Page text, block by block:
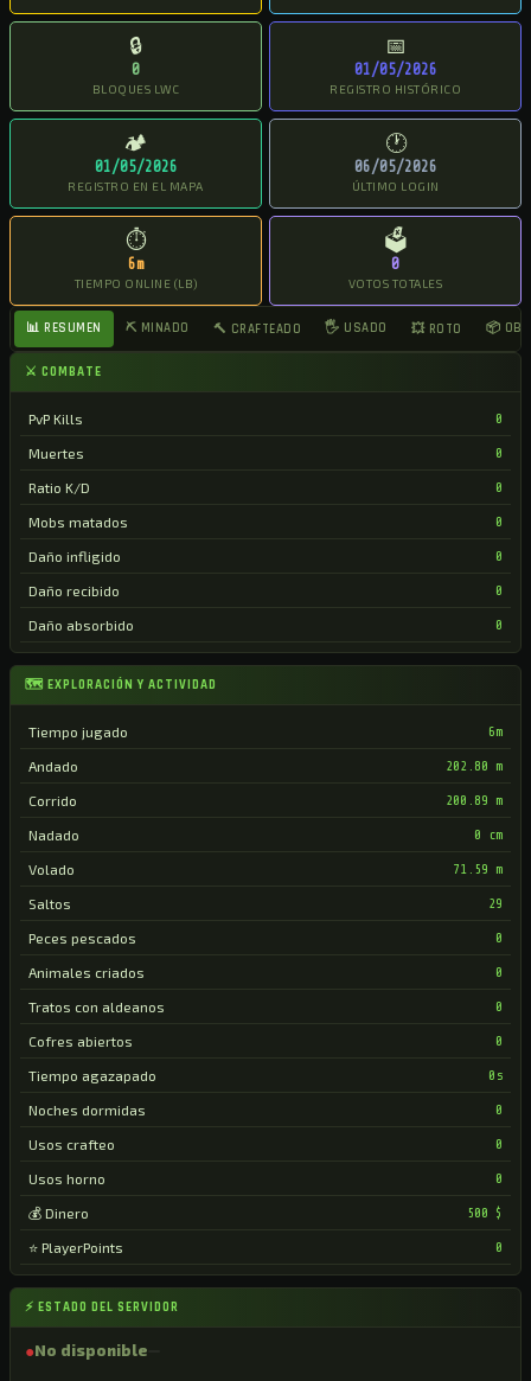
⚡ ESTADO DEL SERVIDOR
●No disponible
🔒
0
BLOQUES LWC
📅
01/05/2026
REGISTRO HISTÓRICO
🏕
01/05/2026
REGISTRO EN EL MAPA
🕐
06/05/2026
ÚLTIMO LOGIN
⏱
6m
TIEMPO ONLINE (LB)
🗳
0
VOTOS TOTALES
📊 RESUMEN ⛏ MINADO 🔨 CRAFTEADO 🖐 USADO 💥 ROTO 📦
⚔ COMBATE
PvP Kills 0
Muertes 0
Ratio K/D 0
Mobs matados 0
Daño infligido 0
Daño recibido 0
Daño absorbido 0
🗺 EXPLORACIÓN Y ACTIVIDAD
Tiempo jugado 6m
Andado 202.80 m
Corrido 200.89 m
Nadado 0 cm
Volado 71.59 m
Saltos 29
Peces pescados 0
Animales criados 0
Tratos con aldeanos 0
Cofres abiertos 0
Tiempo agazapado 0s
Noches dormidas 0
Usos crafteo 0
Usos horno 0
💰 Dinero 500 $
⭐ PlayerPoints 0